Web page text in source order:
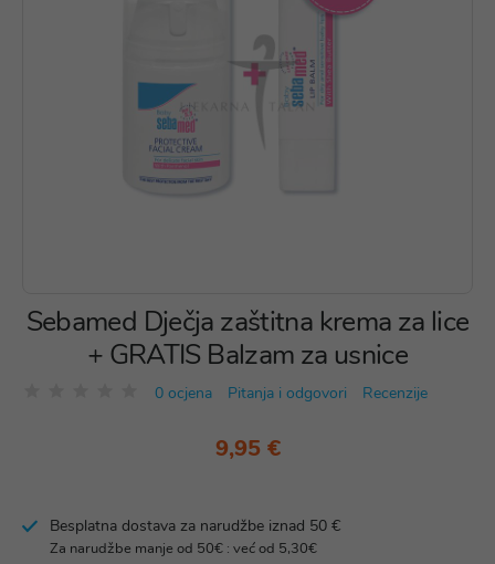
Sebamed Dječja zaštitna krema za lice
+ GRATIS Balzam za usnice
0 ocjena Pitanja i odgovori Recenzije
9,95 €
Besplatna dostava za narudžbe iznad 50 €
Za narudžbe manje od 50€ : već od 5,30€